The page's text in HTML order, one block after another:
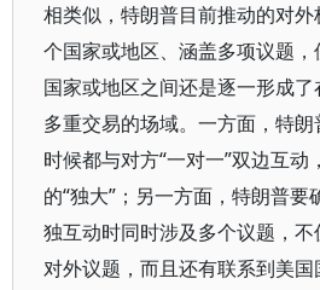
相类似，特朗普目前推动的对
个国家或地区、涵盖多项议题
国家或地区之间还是逐一形成
多重交易的场域。一方面，特
时候都与对方“一对一”双边互动
的“独大”；另一方面，特朗普
独互动时同时涉及多个议题，
对外议题，而且还有联系到美